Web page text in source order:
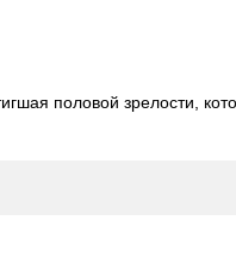
половой зрелости,
тетя Лидия поручает